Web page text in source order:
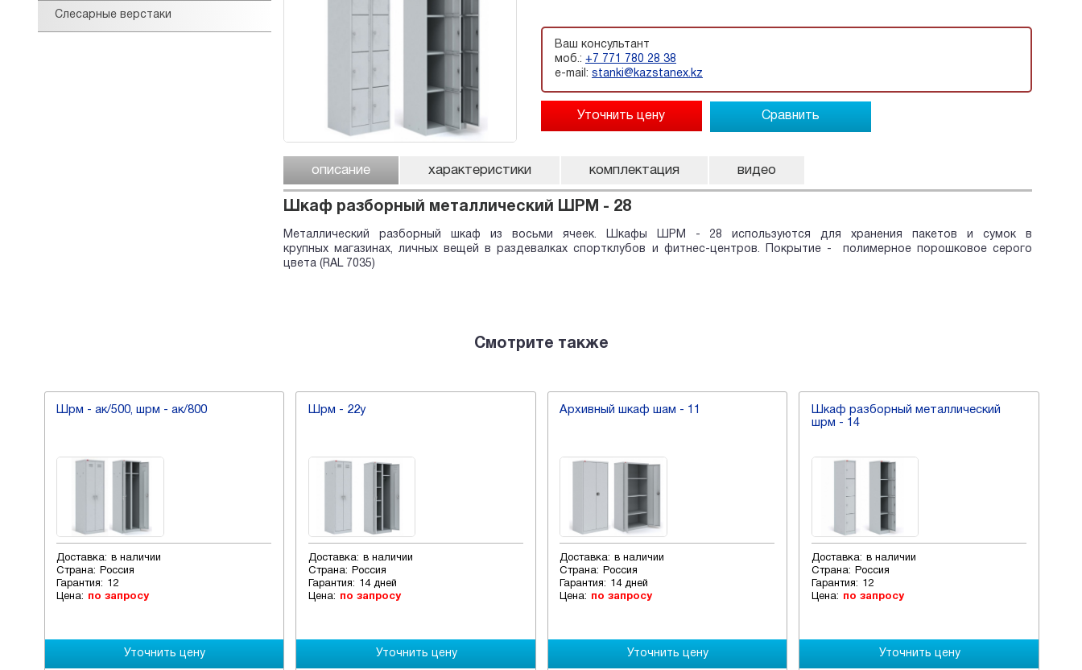
Слесарные верстаки
Ваш консультант
моб.: +7 771 780 28 38
e-mail: stanki@kazstanex.kz
Сравнить
описание характеристики комплектация видео
Шкаф разборный металлический ШРМ - 28
Металлический разборный шкаф из восьми ячеек. Шкафы ШРМ - 28 используются для хранения пакетов и сумок в
крупных магазинах, личных вещей в раздевалках спортклубов и фитнес-центров. Покрытие - полимерное порошковое серого
цвета (RAL 7035)
Смотрите также
Шрм - ак/500, шрм - ак/800
Доставка: в наличии
Страна:
Россия
Гарантия: 12
Цена: по запросу
Шрм - 22у
Доставка: в наличии
Страна:
Россия
Гарантия: 14 дней
Цена: по запросу
Архивный шкаф шам - 11
Доставка: в наличии
Страна:
Россия
Гарантия: 14 дней
Цена: по запросу
Шкаф разборный металлический
шрм - 14
Доставка: в наличии
Страна:
Россия
Гарантия: 12
Цена: по запросу